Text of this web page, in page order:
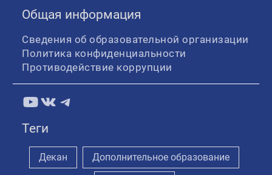
Общая информация
Сведения об образовательной организации
Политика конфиденциальности
Противодействие коррупции
YouTube
ВКонтакте
Telegram
Теги
Декан Дополнительное образование